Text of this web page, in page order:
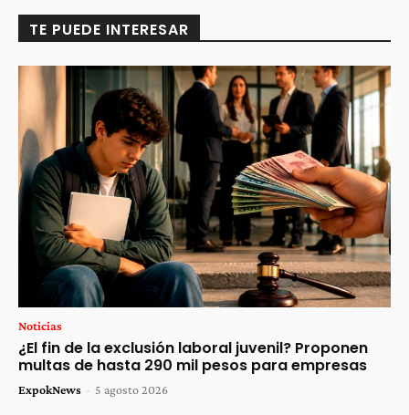
TE PUEDE INTERESAR
Noticias
¿El fin de la exclusión laboral juvenil? Proponen
multas de hasta 290 mil pesos para empresas
ExpokNews - 5 agosto 2026